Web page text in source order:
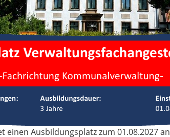
einen Ausbildungsplatz zum 01.08.2027 an